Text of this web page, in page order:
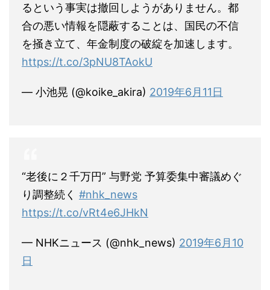
るという事実は撤回しようがありません。都
合の悪い情報を隠蔽することは、国民の不信
を掻き立て、年金制度の破綻を加速します。
https://t.co/3pNU8TAokU
— 小池晃 (@koike_akira) 2019年6月11日
“老後に２千万円” 与野党 予算委集中審議めぐ
り調整続く #nhk_news
https://t.co/vRt4e6JHkN
— NHKニュース (@nhk_news) 2019年6月10
日